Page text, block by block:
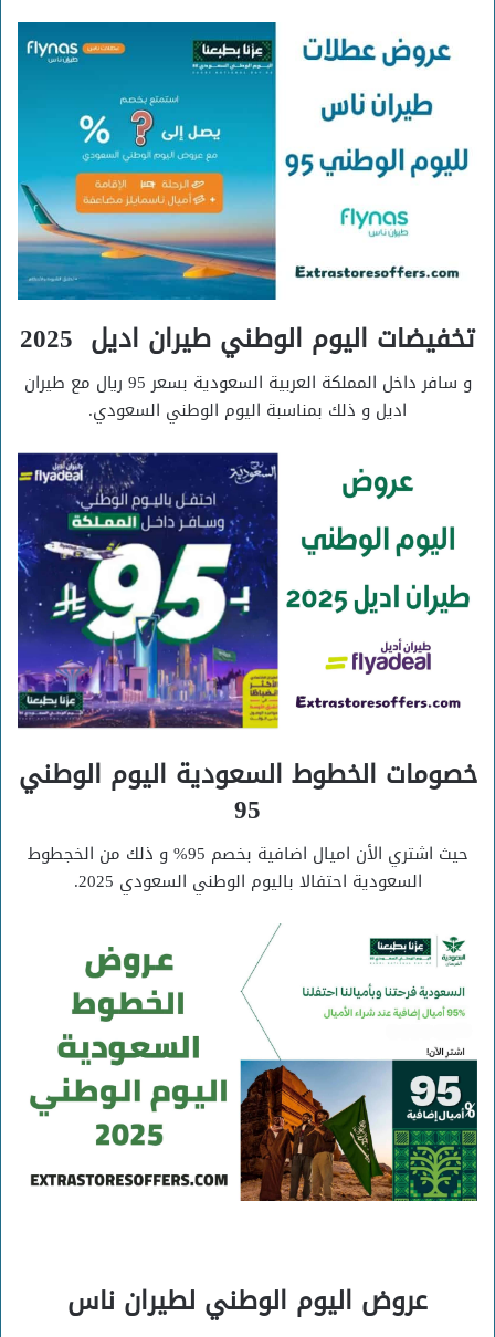
تخفيضات اليوم الوطني طيران اديل 2025
و سافر داخل المملكة العربية السعودية بسعر 95 ريال مع طيران
اديل و ذلك بمناسبة اليوم الوطني السعودي.
خصومات الخطوط السعودية اليوم الوطني
95
حيث اشتري الأن اميال اضافية بخصم 95% و ذلك من الخجطوط
السعودية احتفالا باليوم الوطني السعودي 2025.
عروض اليوم الوطني لطيران ناس